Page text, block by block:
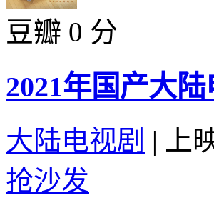
豆瓣 0 分
2021年国产大
大陆电视剧 |
上
抢沙发